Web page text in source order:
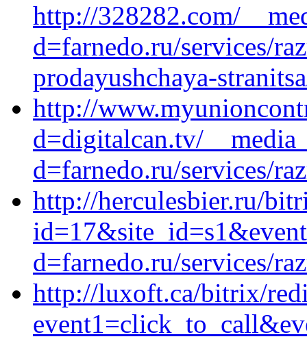
http://328282.com/
d=farnedo.ru/services/
prodayushchaya-
http://
d=digitalcan.tv/
d=farnedo.ru/services/
http://herculesbier.ru/
d=farnedo.ru/services/
http://luxoft.ca/bitrix/